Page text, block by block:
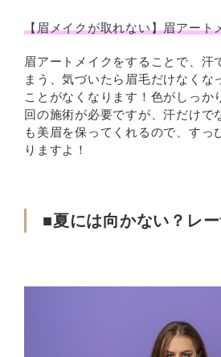
【眉メイクが取れない】眉アート
眉アートメイクをすることで、汗
まう、気づいたら眉毛だけなくな
ことがなくなります！色がしっか
回の施術が必要ですが、汗だけで
も美眉を保ってくれるので、すっ
りますよ！
■夏には向かない？レ